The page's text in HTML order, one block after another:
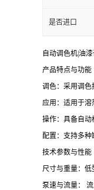
是否进口
自动调色机|油
产品特点与功能
调色：采用调色
应用：适用于溶
操作：具备自动
配置：支持多种
技术参数与性能
尺寸与重量：低
泵速与流量： 流